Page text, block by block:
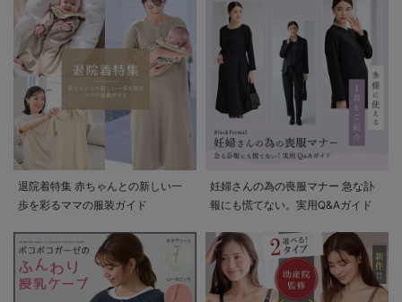
退院着特集 赤ちゃんとの新しい一
歩を彩るママの服装ガイド
妊婦さんの為の喪服マナー 急な訃
報にも慌てない。実用Q&Aガイド